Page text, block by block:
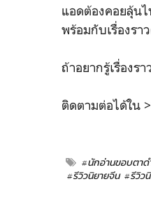
แอดต้องคอยลุ้น
พร้อมกับเรื่องรา
ถ้าอยากรู้เรื่องร
ติดตามต่อได้ใน
#นักอ่านขอบตาด
#รีวิวนิยายจีน #รีวิว